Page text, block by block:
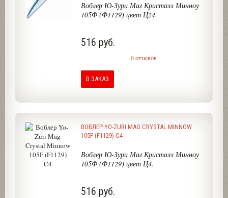
Воблер Ю-Зури Маг Кристалл Минноу
105Ф (Ф1129) цвет Ц24.
516 руб.
0 отзывов
В ЗАКАЗ
ВОБЛЕР YO-ZURI MAG CRYSTAL MINNOW
105F (F1129) C4
Воблер Ю-Зури Маг Кристалл Минноу
105Ф (Ф1129) цвет Ц4.
516 руб.